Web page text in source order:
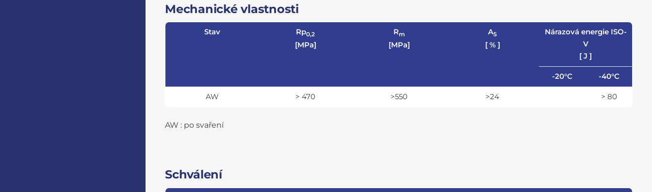
Mechanické vlastnosti
Stav Rp0,2
[MPa]
Rm
[MPa]
A5
[ % ]
Nárazová energie ISO-
V
[ J ]
-20°C -40°C
AW > 470 >550 >24 > 80
AW : po svaření
Schválení